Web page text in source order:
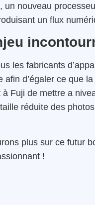
nouveau
un flux
les fabricants
d’égaler ce que
Fuji de mettre a
réduite des
plus sur ce futur
!